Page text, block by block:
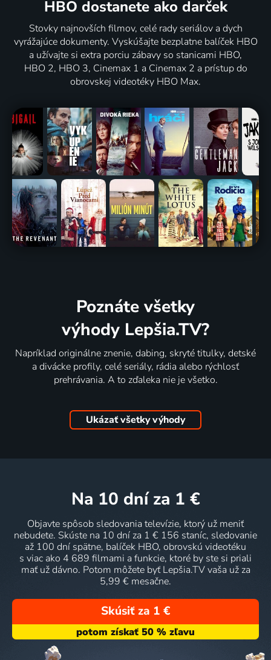
HBO dostanete ako darček
Stovky najnovších filmov, celé rady seriálov a dych
vyrážajúce dokumenty. Vyskúšajte bezplatne balíček HBO
a užívajte si extra porciu zábavy so stanicami HBO,
HBO 2, HBO 3, Cinemax 1 a Cinemax 2 a prístup do
obrovskej videotéky HBO Max.
Poznáte všetky
výhody Lepšia.TV?
Napríklad originálne znenie, dabing, skryté titulky, detské
a divácke profily, celé seriály, rádia alebo rýchlosť
prehrávania. A to zďaleka nie je všetko.
Ukázať všetky výhody
na 10 dní za 1 €
Objavte spôsob sledovania televízie, ktorý už meniť
nebudete. Skúste na 10 dní za 1 € 156 staníc, sledovanie
až 100 dní spätne, balíček HBO, obrovskú videotéku
s viac ako 4 689 filmami a funkcie, ktoré by ste si priali
mať už dávno. Potom môžete byť Lepšia.TV vaša už za
5,99 € mesačne.
Skúsiť za 1 €